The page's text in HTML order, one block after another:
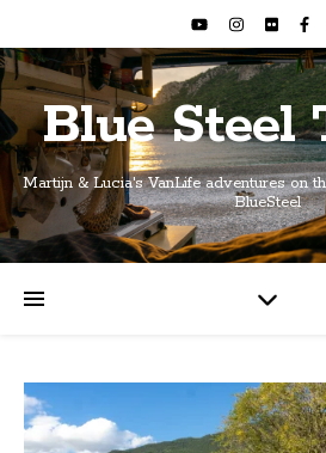
Blue Steel
Martijn & Lucia's VanLife adventures on
BlueSteel